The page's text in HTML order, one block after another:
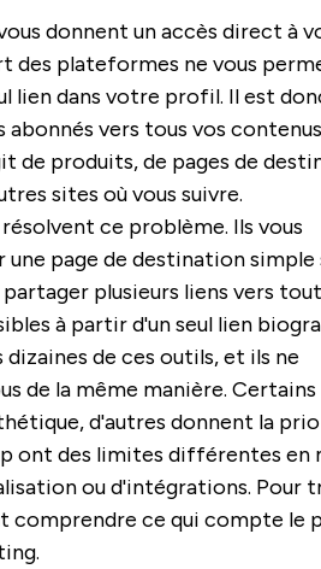
donnent un accès direct à
des plateformes ne vous
lien dans votre profil. Il est
vers tous vos contenus
de produits, de pages de
sites où vous suivre.
ce problème. Ils vous
page de destination simple
partager plusieurs liens vers
à partir d'un seul lien
dizaines de ces outils, et ils ne
de la même manière. Certains
d'autres donnent la
ont des limites différentes en
ou d'intégrations. Pour
comprendre ce qui compte le